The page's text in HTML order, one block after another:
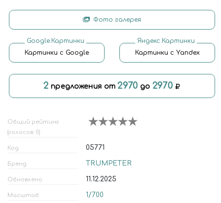
Фото галерея
Google.Картинки
Картинки с Google
Яндекс.Картинки
Картинки с Yandex
2 предложения от 2970 до 2970
Общий рейтинг
(голосов: 0)
Код 05771
Бренд TRUMPETER
Обновлено 11.12.2025
Масштаб 1/700